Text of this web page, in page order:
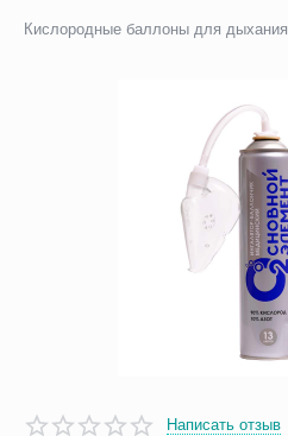
Кислородные баллоны для дыхания
Написать отзыв